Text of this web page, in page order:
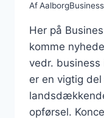
AfAalborgBusiness
Her på
komme
vedr. business
er en vigtig
opførsel.